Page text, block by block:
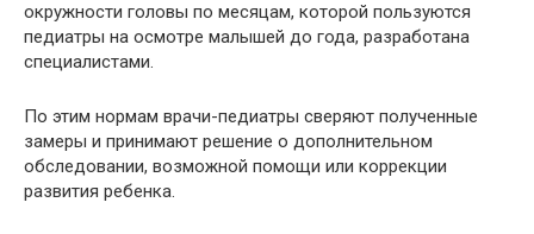
окружности головы по месяцам, которой пользуются
педиатры на осмотре малышей до года, разработана
специалистами.
По этим нормам врачи-педиатры сверяют полученные
замеры и принимают решение о дополнительном
обследовании, возможной помощи или коррекции
развития ребенка.